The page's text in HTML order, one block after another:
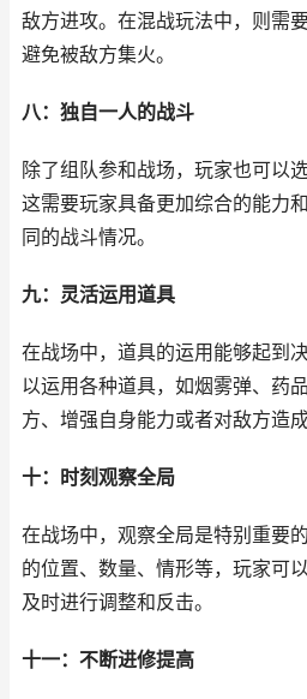
敌方进攻。在混战玩法中，则需
避免被敌方集火。
八：独自一人的战斗
除了组队参和战场，玩家也可以
这需要玩家具备更加综合的能力
同的战斗情况。
九：灵活运用道具
在战场中，道具的运用能够起到
以运用各种道具，如烟雾弹、药
方、增强自身能力或者对敌方造成
十：时刻观察全局
在战场中，观察全局是特别重要
的位置、数量、情形等，玩家可
及时进行调整和反击。
十一：不断进修提高